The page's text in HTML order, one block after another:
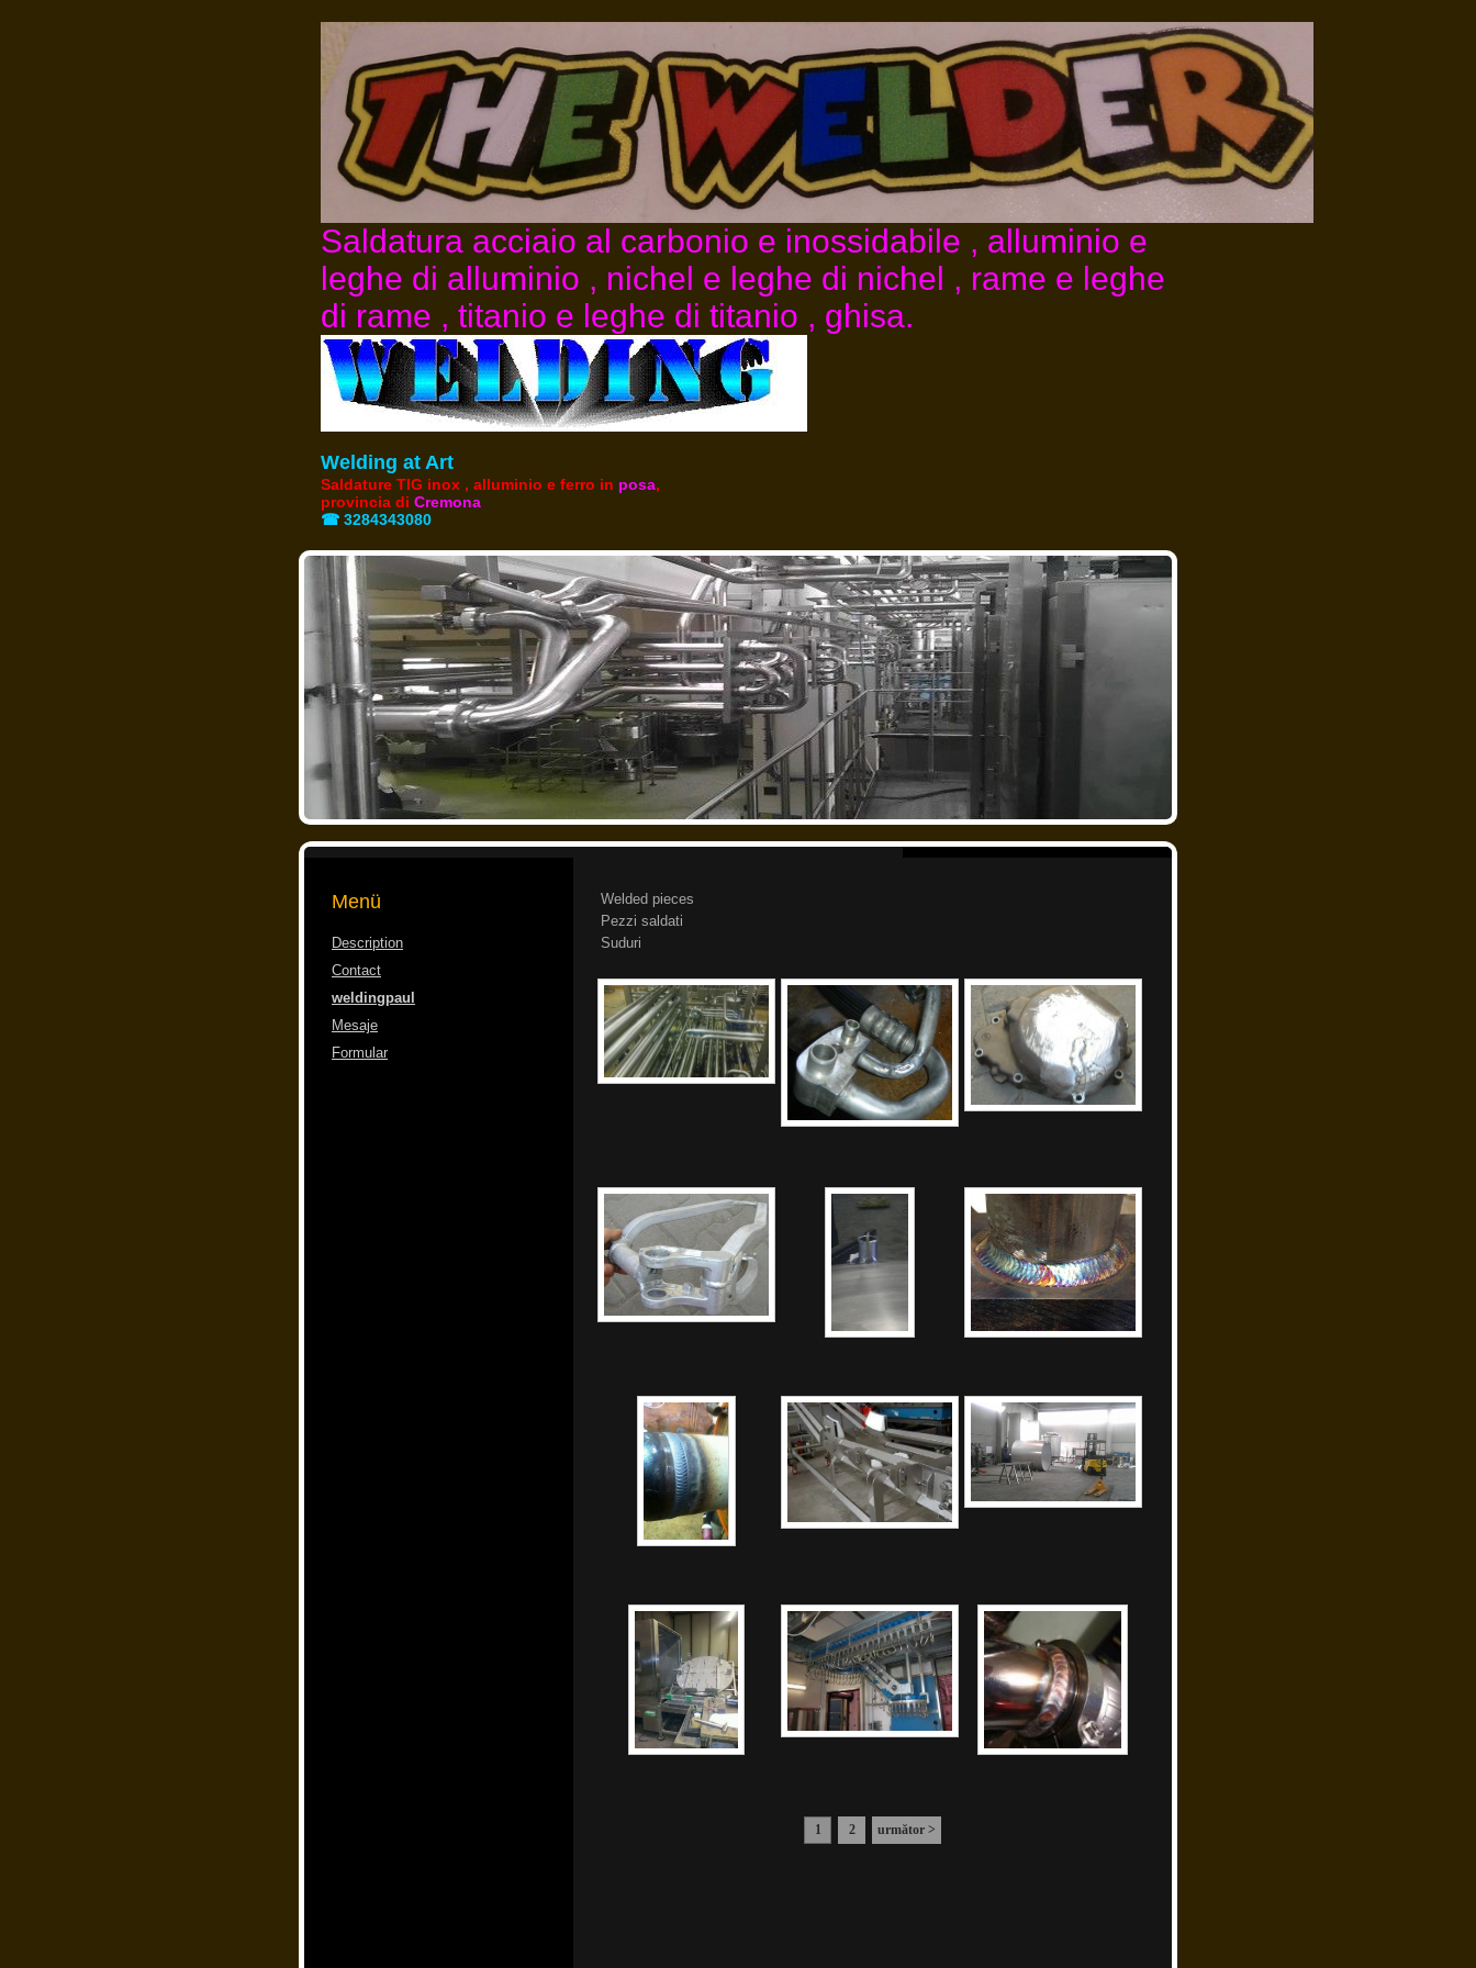
Saldatura acciaio al carbonio e inossidabile , alluminio e
leghe di alluminio , nichel e leghe di nichel , rame e leghe
di rame , titanio e leghe di titanio , ghisa.
Welding at Art
Saldature TIG inox , alluminio e ferro in posa,
provincia di Cremona
☎ 3284343080
Welded pieces
Pezzi saldati
Suduri
1 2 următor >
Menü
Description
Contact
weldingpaul
Mesaje
Formular